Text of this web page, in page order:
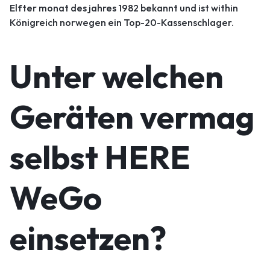
Elfter monat des jahres 1982 bekannt und ist within
Königreich norwegen ein Top-20-Kassenschlager.
Unter welchen
Geräten vermag
selbst HERE
WeGo
einsetzen?